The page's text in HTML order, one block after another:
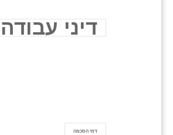
דיני עבודה
דמי הסכמה